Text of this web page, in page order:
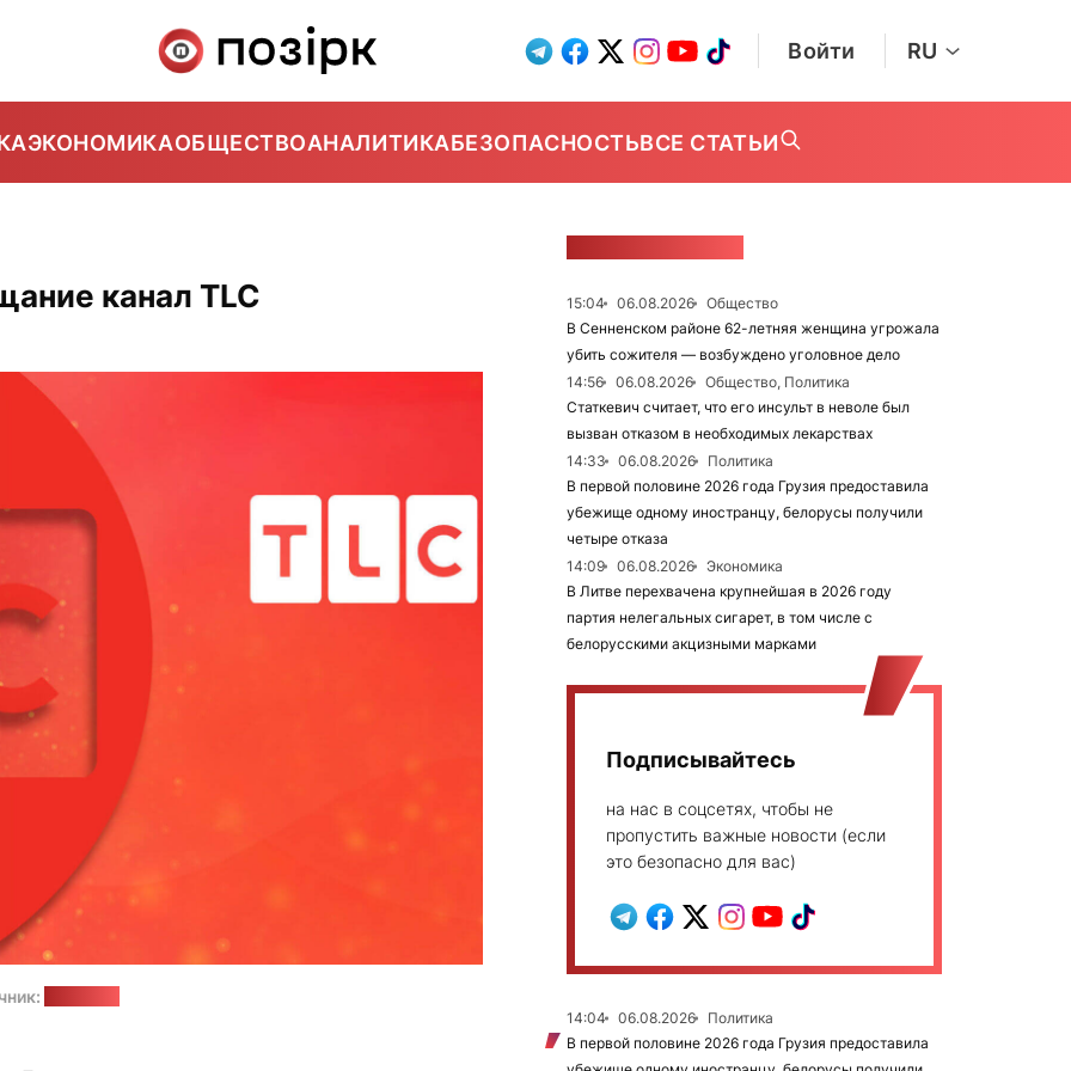
Войти RU
ЭКОНОМИКАОБЩЕСТВОАНАЛИТИКАБЕЗОПАСНОСТЬВСЕ СТАТЬИ
канал TLC 15:04 06.08.2026
Общество
В Сенненском районе 62-летняя женщина угрожала
убить сожителя — возбуждено уголовное дело
14:56
06.08.2026
Общество, Политика
Статкевич считает, что его инсульт в неволе был
вызван отказом в необходимых лекарствах
14:33
06.08.2026
Политика
В первой половине 2026 года Грузия предоставила
убежище одному иностранцу, белорусы получили
четыре отказа
14:09
06.08.2026
Экономика
В Литве перехвачена крупнейшая в 2026 году
партия нелегальных сигарет, в том числе с
белорусскими акцизными марками
Подписывайтесь
на нас в соцсетях, чтобы не
пропустить важные новости (если
это безопасно для вас)
14:04 06.08.2026
Политика
В первой половине 2026 года Грузия предоставила